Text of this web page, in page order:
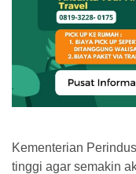
Kementerian
tinggi agar semakin